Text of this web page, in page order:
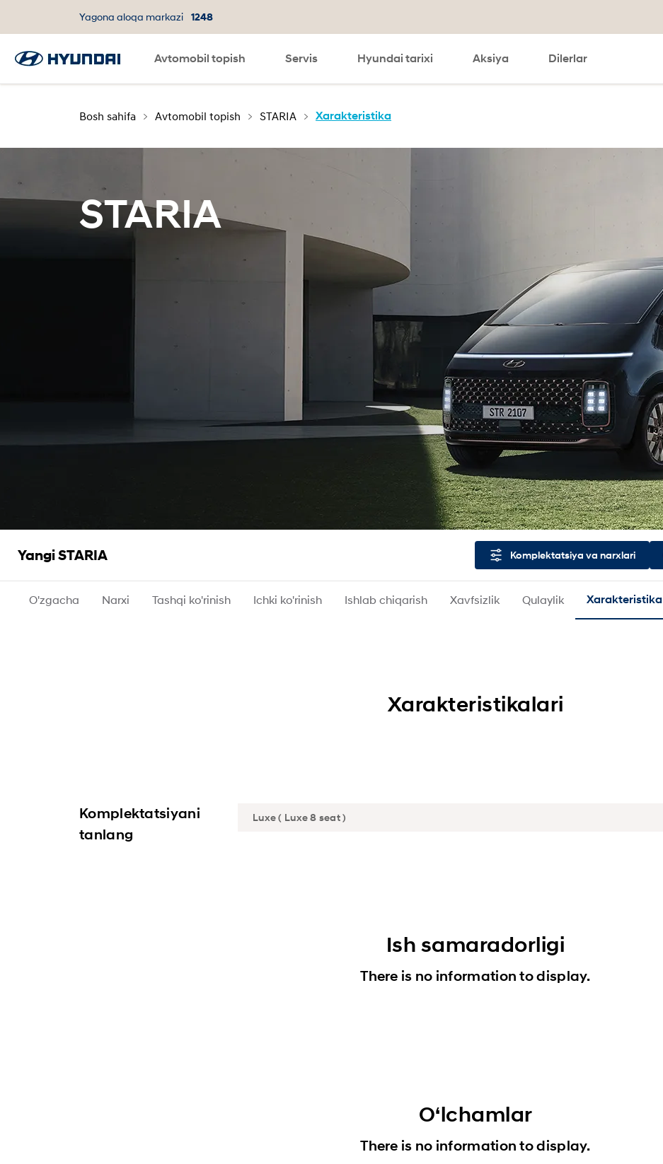
Yagona aloqa markazi 1248
Avtomobil topish Servis Hyundai tarixi Aksiya Dilerlar
Til SNS page search
Bosh sahifa Avtomobil topish STARIA Xarakteristika
STARIA
Yangi STARIA Komplektatsiya va narxlari
O'zgacha Narxi Tashqi ko'rinish Ichki ko'rinish Ishlab chiqarish Xavfsizlik Qulaylik Xarakteristika
Xarakteristikalari
Komplektatsiyani
tanlang
Ish samaradorligi
There is no information to display.
Oʻlchamlar
There is no information to display.